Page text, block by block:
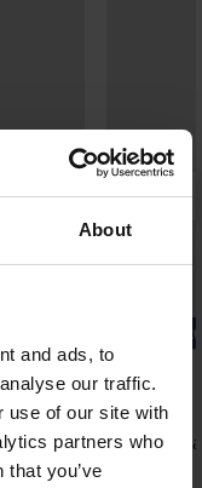
About
and ads, to
our traffic.
use of our site with
partners who
you’ve
Deluxe
-20% BRA20